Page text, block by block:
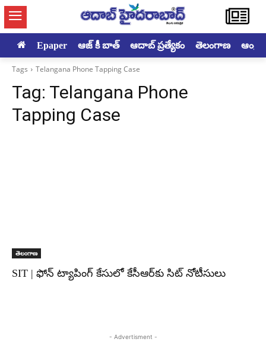
Epaper ఆజ్ కీ బాత్ ఆదాబ్ ప్రత్యేకం తెలంగాణ
Tags Telangana Phone Tapping Case
Tag: Telangana Phone
Tapping Case
తెలంగాణ
SIT | ఫోన్ ట్యాపింగ్ కేసులో కేసీఆర్‌కు సిట్ నోటీసులు
- Advertisment -